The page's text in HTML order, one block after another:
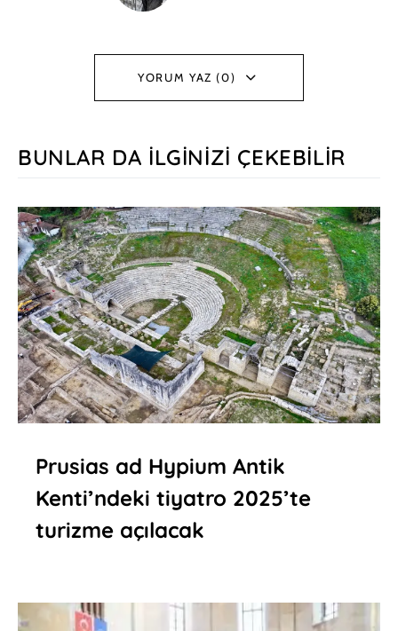
YORUM YAZ (0)
BUNLAR DA İLGINIZI ÇEKEBILIR
Prusias ad Hypium Antik
Kenti’ndeki tiyatro 2025’te
turizme açılacak